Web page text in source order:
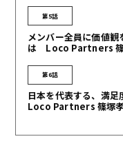
第5話
メンバー全員に価値
は Loco Partners 篠
第6話
日本を代表する、満
Loco Partners 篠塚孝